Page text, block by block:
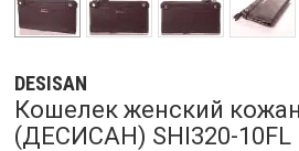
DESISAN
Кошелек женский
(ДЕСИСАН) SHI320-10FL